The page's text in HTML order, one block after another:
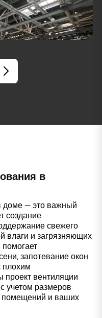
в
доме — это важный
создание
свежего
влаги и загрязняющих
запотевание окон
плохим
проект вентиляции
учетом размеров
помещений и ваших